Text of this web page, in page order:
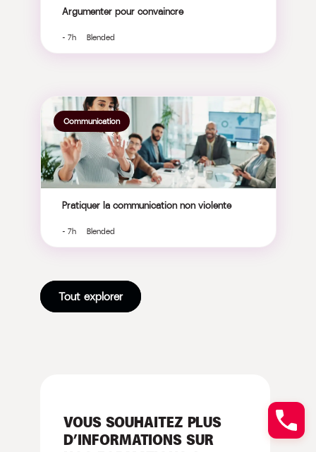
Argumenter pour convaincre
- 7h Blended
Communication
Pratiquer la communication non violente
- 7h Blended
Tout explorer
VOUS SOUHAITEZ PLUS
D’INFORMATIONS SUR